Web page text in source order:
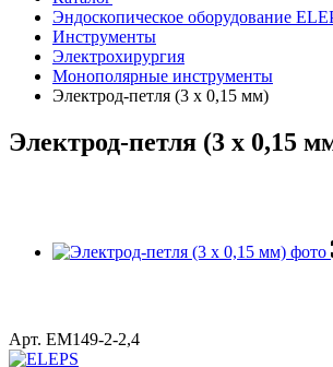
Эндоскопическое оборудование
Инструменты
Электрохирургия
Монополярные инструменты
Электрод-петля (3 х 0,15 мм)
Электрод-петля (3 х 0,15
Арт. ЕМ149-2-2,4